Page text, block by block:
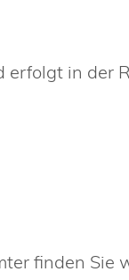
in der
finden Sie